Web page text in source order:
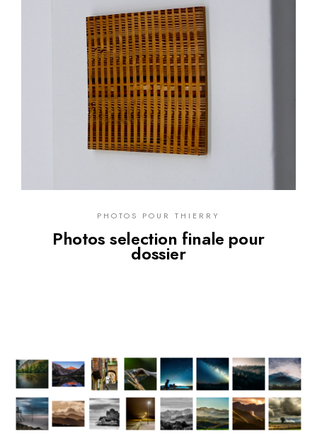
PHOTOS POUR THIERRY
Photos selection finale pour
dossier